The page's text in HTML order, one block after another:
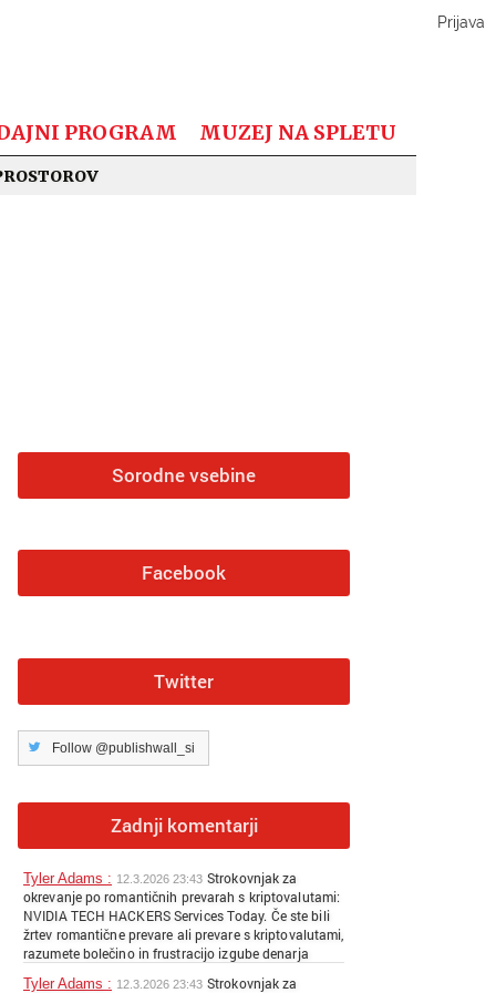
PROGRAM MUZEJ NA SPLETU
Prijava
Sorodne vsebine
Facebook
Twitter
Follow @publishwall_si
Zadnji komentarji
Tyler Adams : 12.3.2026 23:43 Strokovnjak za
okrevanje po romantičnih prevarah s kriptovalutami:
NVIDIA TECH HACKERS Services Today. Če ste bili
žrtev romantične prevare ali prevare s kriptovalutami,
razumete bolečino in frustracijo izgube denarja
Tyler Adams : 12.3.2026 23:43 Strokovnjak za